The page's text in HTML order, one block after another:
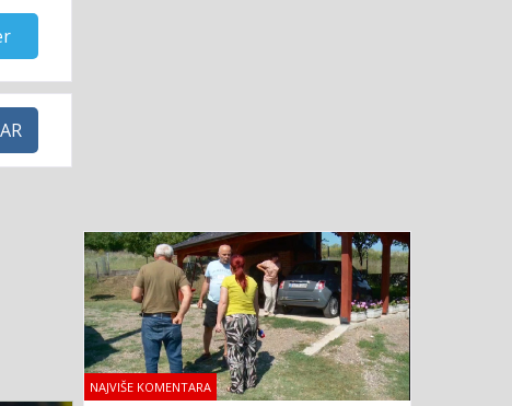
NAJVIŠE KOMENTARA